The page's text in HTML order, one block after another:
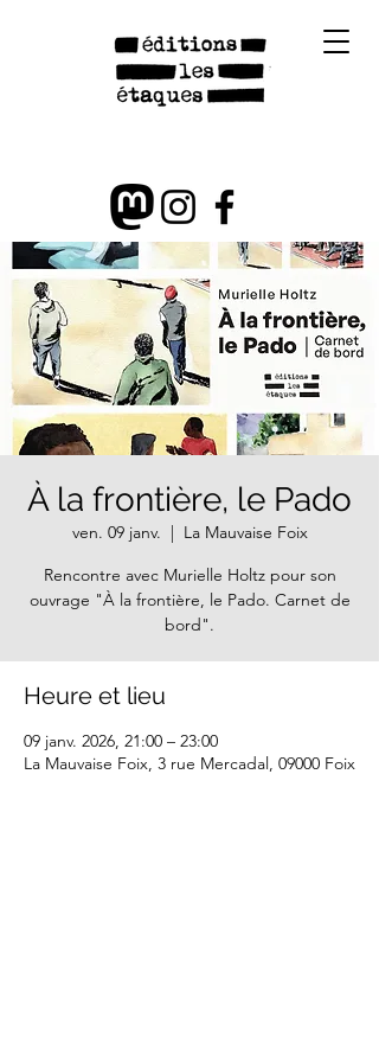
À la frontière, le Pado
ven. 09 janv.
  |
La Mauvaise Foix
Rencontre avec Murielle Holtz pour son
ouvrage "À la frontière, le Pado. Carnet de
bord".
Heure et lieu
09 janv. 2026, 21:00 – 23:00
La Mauvaise Foix, 3 rue Mercadal, 09000 Foix